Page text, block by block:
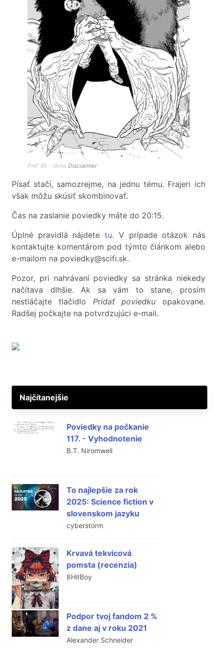
PnP 96 - téma Disclaimer
Písať stačí, samozrejme, na jednu tému. Frajeri ich
však môžu skúsiť skombinovať.
Čas na zaslanie poviedky máte do 20:15.
Úplné pravidlá nájdetetu. V prípade otázok nás
kontaktujte komentárom pod týmto článkom alebo
e-mailom na poviedky@scifi.sk.
Pozor, pri nahrávaní poviedky sa stránka niekedy
načítava dlhšie. Ak sa vám to stane, prosím
nestláčajte tlačidlo Pridať poviedku opakovane.
Radšej počkajte na potvrdzujúci e-mail.
Najčítanejšie
Poviedky na počkanie
117. - Vyhodnotenie
B.T. Niromwell
To najlepšie za rok
2025: Science fiction v
slovenskom jazyku
cyberstorm
Krvavá tekvicová
pomsta (recenzia)
8HitBoy
Podpor tvoj fandom 2 %
z dane aj v roku 2021
Alexander Schneider